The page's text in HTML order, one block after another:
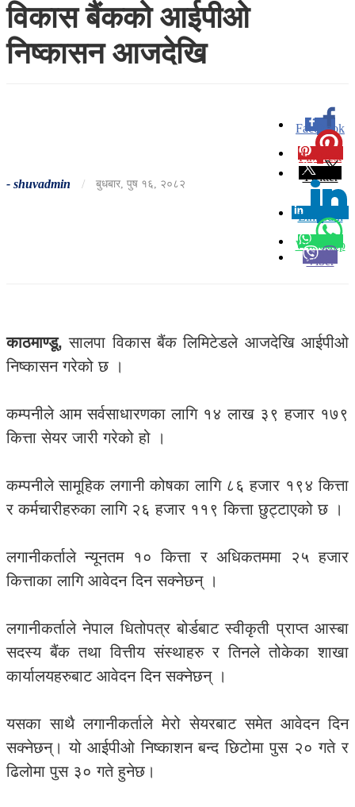
विकास बैंकको आईपीओ
निष्कासन आजदेखि
- shuvadmin / बुधबार, पुष १६, २०८२
Facebook
0
Pinterest
Twitter
Linkedin
0
Whatsapp
Viber
काठमाण्डू, सालपा विकास बैंक लिमिटेडले आजदेखि आईपीओ
निष्कासन गरेको छ ।
कम्पनीले आम सर्वसाधारणका लागि १४ लाख ३९ हजार १७९
कित्ता सेयर जारी गरेको हो ।
कम्पनीले सामूहिक लगानी कोषका लागि ८६ हजार १९४ कित्ता
र कर्मचारीहरुका लागि २६ हजार ११९ कित्ता छुट्टाएको छ ।
लगानीकर्ताले न्यूनतम १० कित्ता र अधिकतममा २५ हजार
कित्ताका लागि आवेदन दिन सक्नेछन् ।
लगानीकर्ताले नेपाल धितोपत्र बोर्डबाट स्वीकृती प्राप्त आस्बा
सदस्य बैंक तथा वित्तीय संस्थाहरु र तिनले तोकेका शाखा
कार्यालयहरुबाट आवेदन दिन सक्नेछन् ।
यसका साथै लगानीकर्ताले मेरो सेयरबाट समेत आवेदन दिन
सक्नेछन्। यो आईपीओ निष्काशन बन्द छिटोमा पुस २० गते र
ढिलोमा पुस ३० गते हुनेछ।